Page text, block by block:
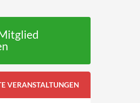
VERANSTALTUNGEN